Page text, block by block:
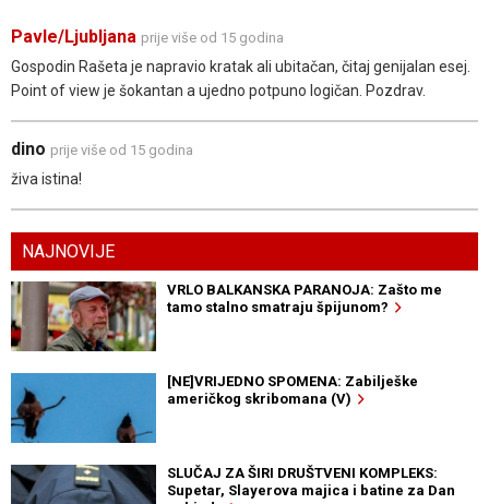
Pavle/Ljubljana prije više od 15 godina
Gospodin Rašeta je napravio kratak ali ubitačan, čitaj genijalan esej.
Point of view je šokantan a ujedno potpuno logičan. Pozdrav.
dino prije više od 15 godina
živa istina!
NAJNOVIJE
VRLO BALKANSKA PARANOJA: Zašto me
tamo stalno smatraju špijunom?
[NE]VRIJEDNO SPOMENA: Zabilješke
američkog skribomana (V)
SLUČAJ ZA ŠIRI DRUŠTVENI KOMPLEKS:
Supetar, Slayerova majica i batine za Dan